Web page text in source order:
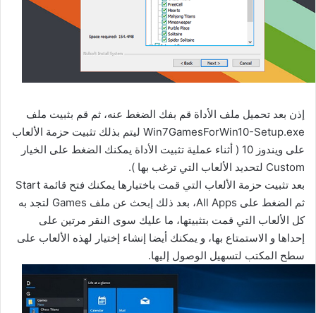
إذن بعد تحميل ملف الأداة قم بفك الضغط عنه، ثم قم بثبيت ملف
Win7GamesForWin10-Setup.exe ليتم بذلك تثبيت حزمة الألعاب
على ويندوز 10 ( أثناء عملية تثبيت الأداة يمكنك الضغط على الخيار
Custom لتحديد الألعاب التي ترغب بها ).
بعد تثبيت حزمة الألعاب التي قمت باختيارها يمكنك فتح قائمة Start
ثم الضغط على All Apps، بعد ذلك إبحث عن ملف Games لتجد به
كل الألعاب التي قمت بتثبيتها، ما عليك سوى النقر مرتين على
إحداها و الاستمتاع بها، و يمكنك أيضا إنشاء إختيار لهذه الألعاب على
سطح المكتب لتسهيل الوصول إليها.